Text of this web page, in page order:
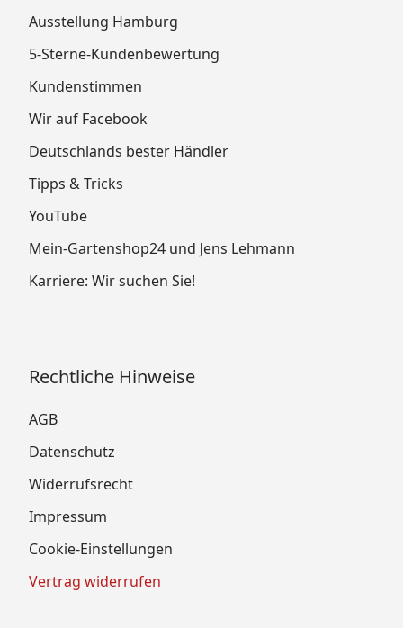
Ausstellung Hamburg
5-Sterne-Kundenbewertung
Kundenstimmen
Wir auf Facebook
Deutschlands bester Händler
Tipps & Tricks
YouTube
Mein-Gartenshop24 und Jens Lehmann
Karriere: Wir suchen Sie!
Rechtliche Hinweise
AGB
Datenschutz
Widerrufsrecht
Impressum
Cookie-Einstellungen
Vertrag widerrufen